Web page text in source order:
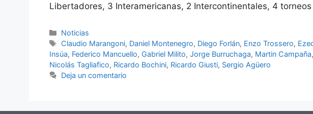
Libertadores, 3 Interamericanas, 2 Intercontinentales, 4
Categorías
Noticias
Etiquetas
Claudio Marangoni, Daniel Montenegro, Diego Forlán, Enzo Trossero,
Insúa, Federico Mancuello, Gabriel Milito, Jorge Burruchaga, Martin Campaña,
Nicolás Tagliafico, Ricardo Bochini, Ricardo Giusti, Sergio Agüero
Deja un comentario